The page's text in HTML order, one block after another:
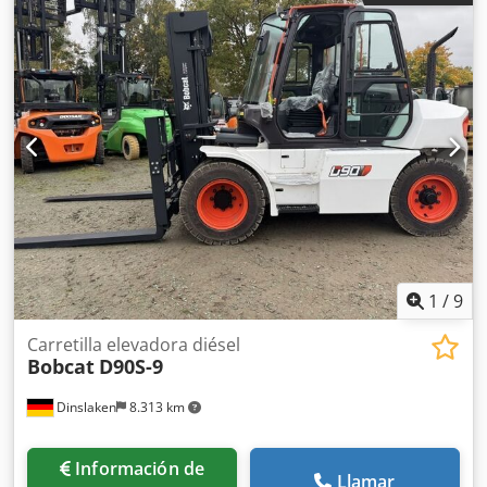
de trabajo delanteras, calefacción, filtro de hollín, cabina
completa, aire acondicionado, elevación libre completa,
certificado CE, neumáticos gemelos, luz de seguridad,
retrovisor interior, retrovisor exterior, faro giratorio,
limpiaparabrisas, calefacción de asiento, LED, asiento, 5.
válvula
1 /9
Dinslaken 8.313 km
Carretilla elevadora diésel
Bobcat D90S-9
Información de
Llamar